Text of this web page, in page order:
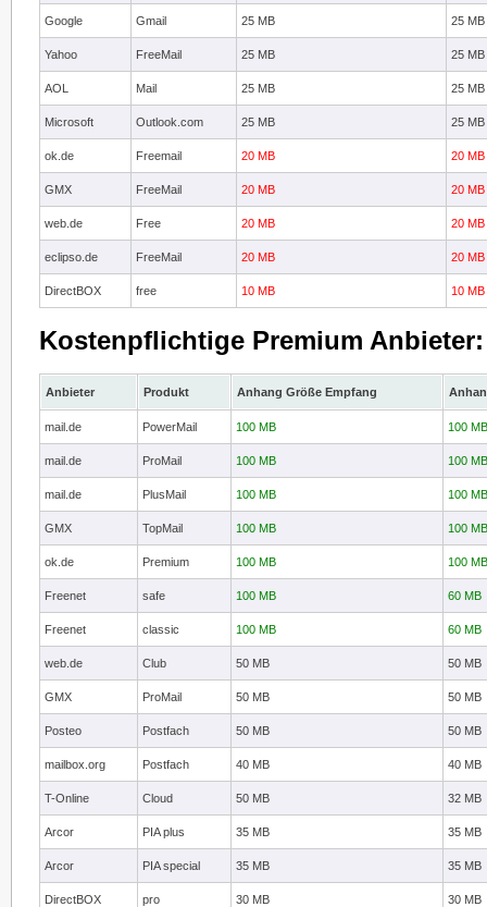
Google Gmail 25 MB 25 MB
Yahoo FreeMail 25 MB 25 MB
AOL Mail 25 MB 25 MB
Microsoft Outlook.com 25 MB 25 MB
ok.de Freemail 20 MB 20 MB
GMX FreeMail 20 MB 20 MB
web.de Free 20 MB 20 MB
eclipso.de FreeMail 20 MB 20 MB
DirectBOX free 10 MB 10 MB
Kostenpflichtige Premium Anbieter:
Anbieter Produkt Anhang Größe Empfang
mail.de PowerMail 100 MB 100 MB
mail.de ProMail 100 MB 100 MB
mail.de PlusMail 100 MB 100 MB
GMX TopMail 100 MB 100 MB
ok.de Premium 100 MB 100 MB
Freenet safe 100 MB 60 MB
Freenet classic 100 MB 60 MB
web.de Club 50 MB 50 MB
GMX ProMail 50 MB 50 MB
Posteo Postfach 50 MB 50 MB
mailbox.org Postfach 40 MB 40 MB
T-Online Cloud 50 MB 32 MB
Arcor PIA plus 35 MB 35 MB
Arcor PIA special 35 MB 35 MB
DirectBOX pro 30 MB 30 MB